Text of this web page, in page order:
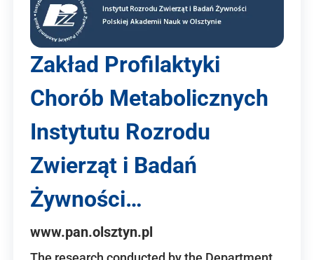
Zakład Profilaktyki
Chorób Metabolicznych
Instytutu Rozrodu
Zwierząt i Badań
Żywności…
www.pan.olsztyn.pl